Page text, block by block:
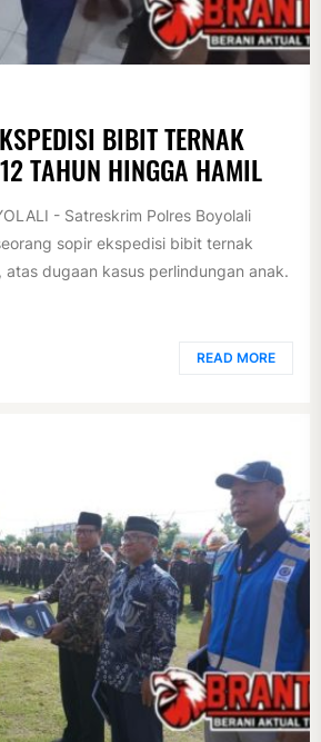
BIBIT TERNAK
TAHUN HINGGA HAMIL
- Satreskrim Polres Boyolali
sopir ekspedisi bibit ternak
atas dugaan kasus perlindungan anak.
READ MORE